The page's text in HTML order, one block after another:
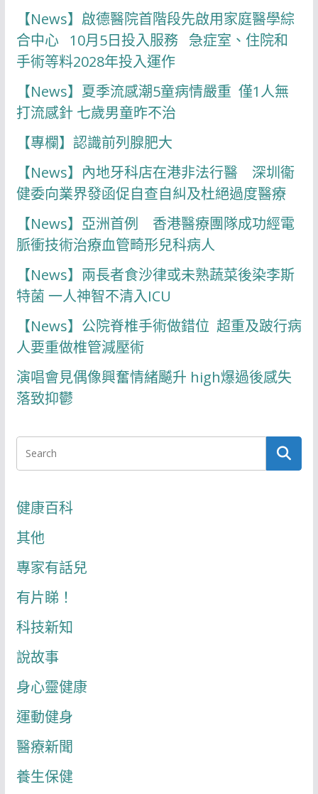
【News】啟德醫院首階段先啟用家庭醫學綜
合中心 10月5日投入服務 急症室、住院和
手術等料2028年投入運作
【News】夏季流感潮5童病情嚴重 僅1人無
打流感針 七歲男童昨不治
【專欄】認識前列腺肥大
【News】內地牙科店在港非法行醫 深圳衞
健委向業界發函促自查自糾及杜絕過度醫療
【News】亞洲首例 香港醫療團隊成功經電
脈衝技術治療血管畸形兒科病人
【News】兩長者食沙律或未熟蔬菜後染李斯
特菌 一人神智不清入ICU
【News】公院脊椎手術做錯位 超重及跛行病
人要重做椎管減壓術
演唱會見偶像興奮情緒飇升 high爆過後感失
落致抑鬱
健康百科
其他
專家有話兒
有片睇！
科技新知
說故事
身心靈健康
運動健身
醫療新聞
養生保健